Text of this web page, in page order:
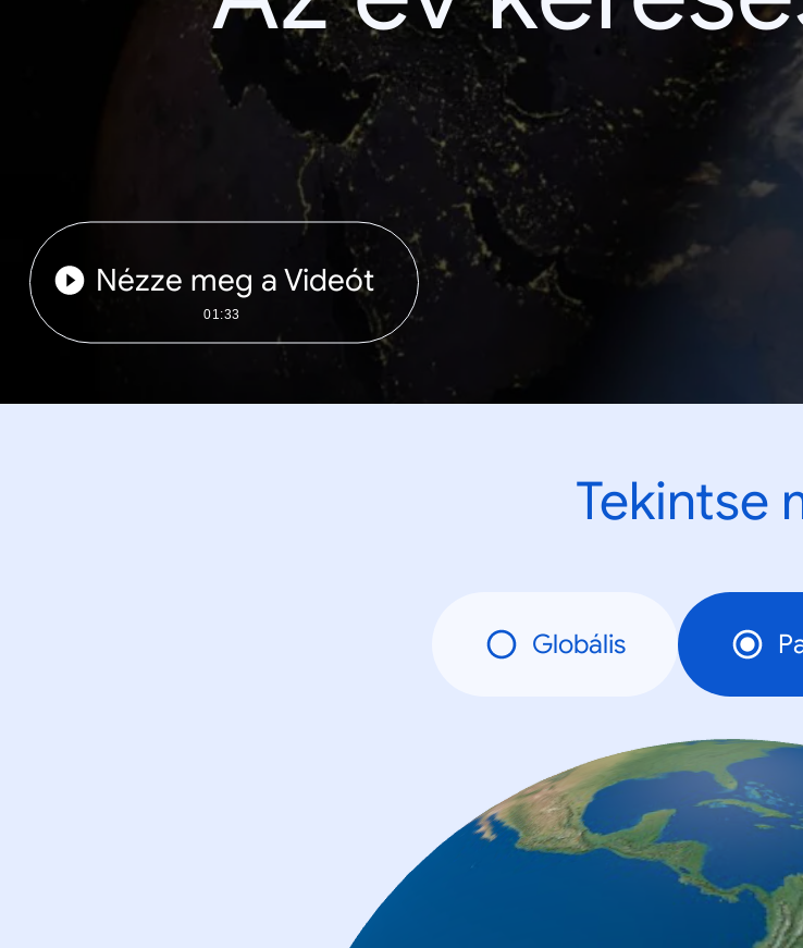
Nézze meg a Videót
01:33
Tekintse
Globális